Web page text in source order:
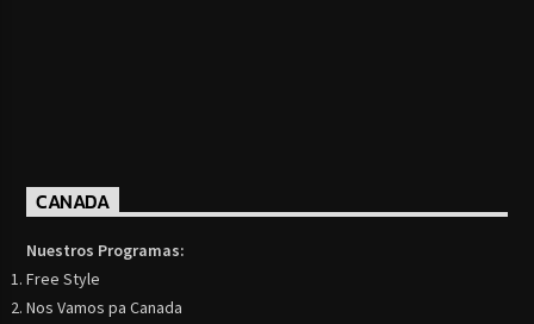
CANADA
Nuestros Programas:
Free Style
Nos Vamos pa Canada